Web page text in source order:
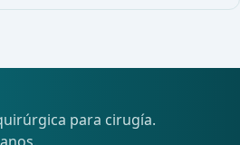
para cirugía.